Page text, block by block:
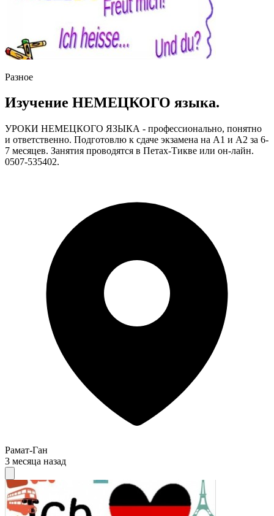
Разное
Изучение НЕМЕЦКОГО языка.
УРОКИ НЕМЕЦКОГО ЯЗЫКА - профессионально, понятно
и ответственно. Подготовлю к сдаче экзамена на А1 и А2 за 6-
7 месяцев. Занятия проводятся в Петах-Тикве или он-лайн.
0507-535402.
Рамат-Ган
3 месяца назад